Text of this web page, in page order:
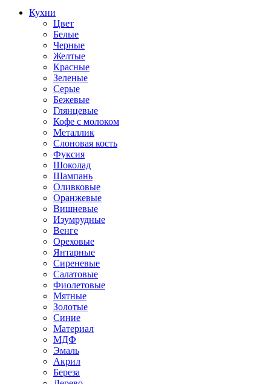
Кухни
Цвет
Белые
Черные
Желтые
Красные
Зеленые
Серые
Бежевые
Глянцевые
Кофе с молоком
Металлик
Слоновая кость
Фуксия
Шоколад
Шампань
Оливковые
Оранжевые
Вишневые
Изумрудные
Венге
Ореховые
Янтарные
Сиреневые
Салатовые
Фиолетовые
Мятные
Золотые
Синие
Материал
МДФ
Эмаль
Акрил
Береза